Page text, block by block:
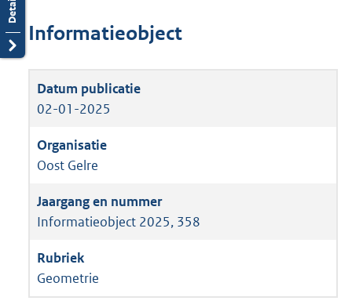
Informatieobject
02-01-2025
Oost Gelre
Informatieobject 2025, 358
Geometrie